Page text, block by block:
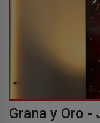
Grana y Oro -